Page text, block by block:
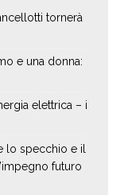
tornerà
e una donna:
elettrica – i
lo specchio e il
futuro